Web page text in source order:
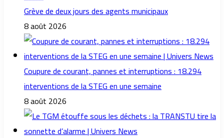
Grève de deux jours des agents municipaux
8 août 2026
Coupure de courant, pannes et interruptions : 18.294
interventions de la STEG en une semaine
8 août 2026